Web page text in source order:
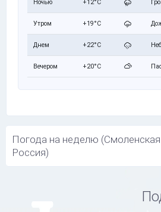
Ночью +12°C
Утром +19°C
Днем +22°C
Вечером +20°C
Погода на неделю (Смоленская
Россия)